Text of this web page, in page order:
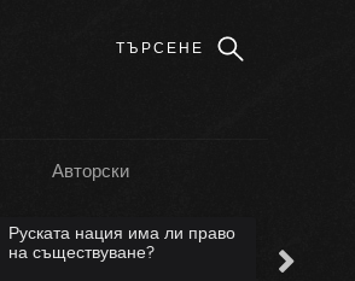
Авторски
Лъжа е, че ще са само в
Безмер